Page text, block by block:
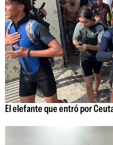
El elefante que entró por